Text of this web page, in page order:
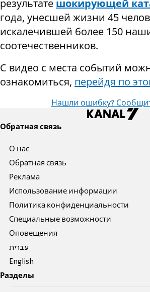
результате шокирующей
года, унесшей жизни 45
искалечившей более 150
соотечественников.
С видео с места событий
ознакомиться, перейдя по
Нашли ошибку?
Обратная связь
О нас
Обратная связь
Реклама
Использование информации
Политика конфиденциальности
Специальные возможности
Оповещения
עברית
English
Разделы